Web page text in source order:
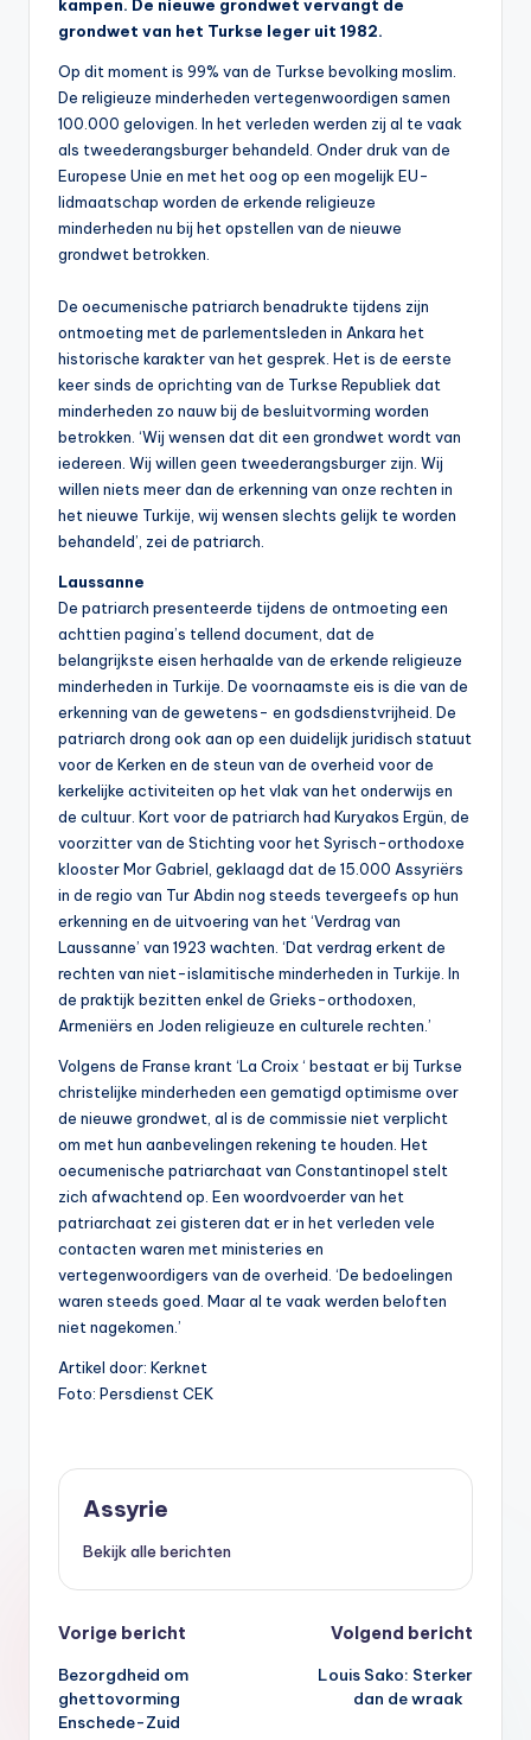
kampen. De nieuwe grondwet vervangt de
grondwet van het Turkse leger uit 1982.
Op dit moment is 99% van de Turkse bevolking moslim.
De religieuze minderheden vertegenwoordigen samen
100.000 gelovigen. In het verleden werden zij al te vaak
als tweederangsburger behandeld. Onder druk van de
Europese Unie en met het oog op een mogelijk EU-
lidmaatschap worden de erkende religieuze
minderheden nu bij het opstellen van de nieuwe
grondwet betrokken.
De oecumenische patriarch benadrukte tijdens zijn
ontmoeting met de parlementsleden in Ankara het
historische karakter van het gesprek. Het is de eerste
keer sinds de oprichting van de Turkse Republiek dat
minderheden zo nauw bij de besluitvorming worden
betrokken. ‘Wij wensen dat dit een grondwet wordt van
iedereen. Wij willen geen tweederangsburger zijn. Wij
willen niets meer dan de erkenning van onze rechten in
het nieuwe Turkije, wij wensen slechts gelijk te worden
behandeld’, zei de patriarch.
Laussanne
De patriarch presenteerde tijdens de ontmoeting een
achttien pagina’s tellend document, dat de
belangrijkste eisen herhaalde van de erkende religieuze
minderheden in Turkije. De voornaamste eis is die van de
erkenning van de gewetens- en godsdienstvrijheid. De
patriarch drong ook aan op een duidelijk juridisch statuut
voor de Kerken en de steun van de overheid voor de
kerkelijke activiteiten op het vlak van het onderwijs en
de cultuur. Kort voor de patriarch had Kuryakos Ergün, de
voorzitter van de Stichting voor het Syrisch-orthodoxe
klooster Mor Gabriel, geklaagd dat de 15.000 Assyriërs
in de regio van Tur Abdin nog steeds tevergeefs op hun
erkenning en de uitvoering van het ‘Verdrag van
Laussanne’ van 1923 wachten. ‘Dat verdrag erkent de
rechten van niet-islamitische minderheden in Turkije. In
de praktijk bezitten enkel de Grieks-orthodoxen,
Armeniërs en Joden religieuze en culturele rechten.’
Volgens de Franse krant ‘La Croix ‘ bestaat er bij Turkse
christelijke minderheden een gematigd optimisme over
de nieuwe grondwet, al is de commissie niet verplicht
om met hun aanbevelingen rekening te houden. Het
oecumenische patriarchaat van Constantinopel stelt
zich afwachtend op. Een woordvoerder van het
patriarchaat zei gisteren dat er in het verleden vele
contacten waren met ministeries en
vertegenwoordigers van de overheid. ‘De bedoelingen
waren steeds goed. Maar al te vaak werden beloften
niet nagekomen.’
Artikel door: Kerknet
Foto: Persdienst CEK
Assyrie
Bekijk alle berichten
Bericht
navigatie
Vorige bericht
Bezorgdheid om
ghettovorming
Enschede-Zuid
Volgend bericht
Louis Sako: Sterker
dan de wraak